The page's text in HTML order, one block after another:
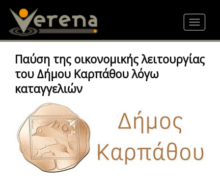
content
Toggle
Παύση της οικονομικής λειτουργίας
του Δήμου Καρπάθου λόγω
καταγγελιών